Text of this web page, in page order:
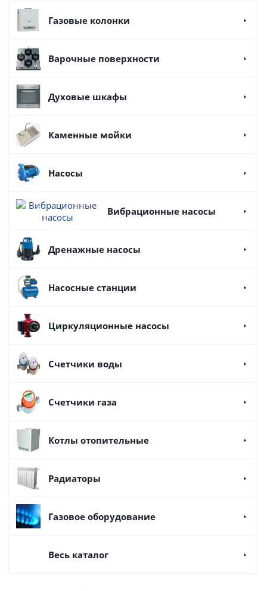
Газовые колонки
Варочные поверхности
Духовые шкафы
Каменные мойки
Насосы
Вибрационные насосы
Дренажные насосы
Насосные станции
Циркуляционные насосы
Счетчики воды
Счетчики газа
Котлы отопительные
Радиаторы
Газовое оборудование
Весь каталог